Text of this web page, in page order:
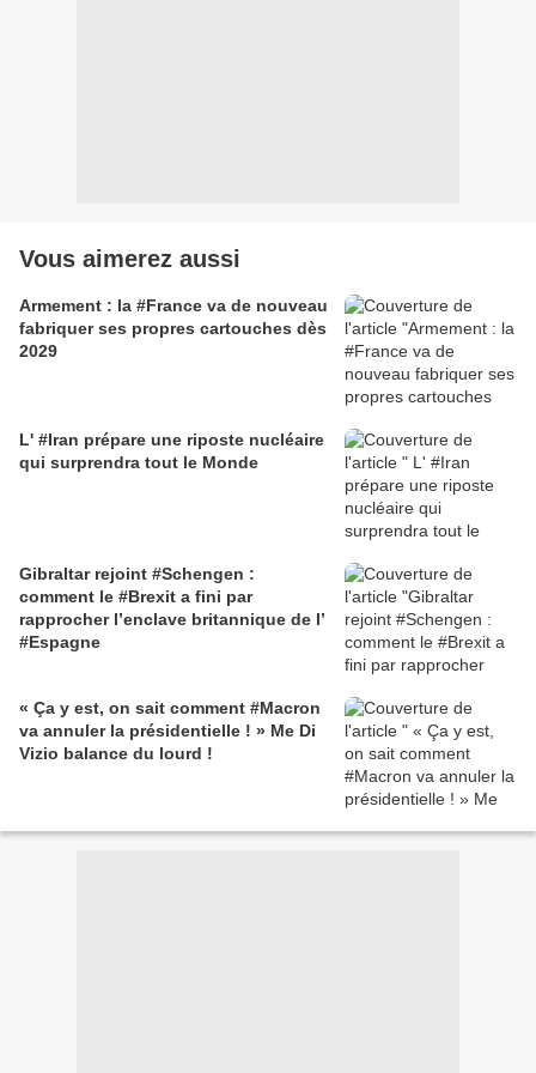
Vous aimerez aussi
Armement : la #France va de nouveau
fabriquer ses propres cartouches dès
2029
L' #Iran prépare une riposte nucléaire
qui surprendra tout le Monde
Gibraltar rejoint #Schengen :
comment le #Brexit a fini par
rapprocher l’enclave britannique de l’
#Espagne
« Ça y est, on sait comment #Macron
va annuler la présidentielle ! » Me Di
Vizio balance du lourd !